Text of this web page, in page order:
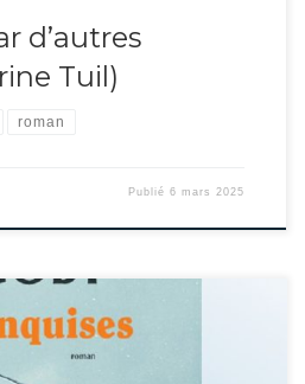
d’autres
Tuil)
roman
Publié6 mars 2025